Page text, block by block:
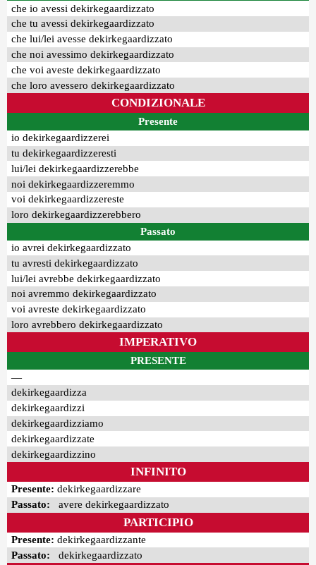
che io avessi dekirkegaardizzato
che tu avessi dekirkegaardizzato
che lui/lei avesse dekirkegaardizzato
che noi avessimo dekirkegaardizzato
che voi aveste dekirkegaardizzato
che loro avessero dekirkegaardizzato
CONDIZIONALE
Presente
io dekirkegaardizzerei
tu dekirkegaardizzeresti
lui/lei dekirkegaardizzerebbe
noi dekirkegaardizzeremmo
voi dekirkegaardizzereste
loro dekirkegaardizzerebbero
Passato
io avrei dekirkegaardizzato
tu avresti dekirkegaardizzato
lui/lei avrebbe dekirkegaardizzato
noi avremmo dekirkegaardizzato
voi avreste dekirkegaardizzato
loro avrebbero dekirkegaardizzato
IMPERATIVO
PRESENTE
—
dekirkegaardizza
dekirkegaardizzi
dekirkegaardizziamo
dekirkegaardizzate
dekirkegaardizzino
INFINITO
Presente: dekirkegaardizzare
Passato: avere dekirkegaardizzato
PARTICIPIO
Presente: dekirkegaardizzante
Passato: dekirkegaardizzato